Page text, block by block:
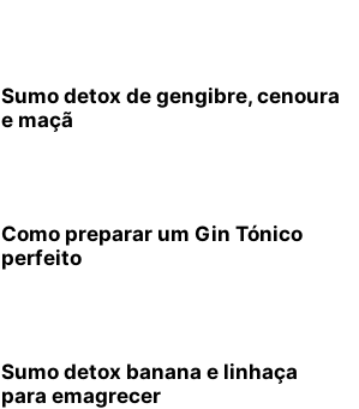
Sumo detox de gengibre, cenoura
e maçã
Como preparar um Gin Tónico
perfeito
Sumo detox banana e linhaça
para emagrecer